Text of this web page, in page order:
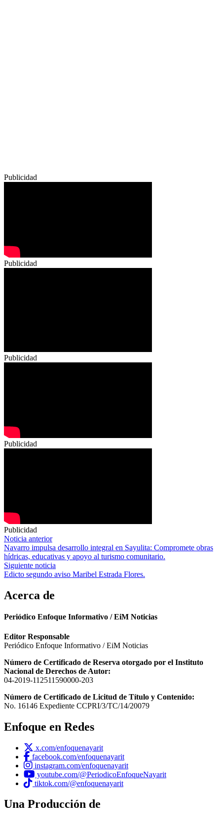
Publicidad
Publicidad
Publicidad
Publicidad
Publicidad
Navegación
de
entradas
Noticia anterior
Navarro impulsa desarrollo integral en Sayulita: Compromete obras
hídricas, educativas y apoyo al turismo comunitario.
Siguiente noticia
Edicto segundo aviso Maribel Estrada Flores.
Acerca de
Periódico Enfoque Informativo / EiM Noticias
Editor Responsable
Periódico Enfoque Informativo / EiM Noticias
Número de Certificado de Reserva otorgado por el Instituto
Nacional de Derechos de Autor:
04-2019-112511590000-203
Número de Certificado de Licitud de Título y Contenido:
No. 16146 Expediente CCPRI/3/TC/14/20079
Enfoque en Redes
x.com/enfoquenayarit
facebook.com/enfoquenayarit
instagram.com/enfoquenayarit
youtube.com/@PeriodicoEnfoqueNayarit
tiktok.com/@enfoquenayarit
Una Producción de